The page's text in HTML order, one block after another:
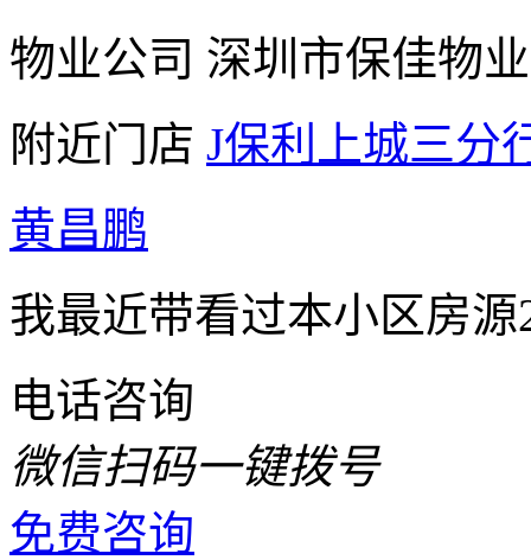
物业公司 深圳市保佳物
附近门店 J保利上城三分
黄昌鹏
我最近带看过本小区房
电话咨询
微信扫码一键拨号
免费咨询